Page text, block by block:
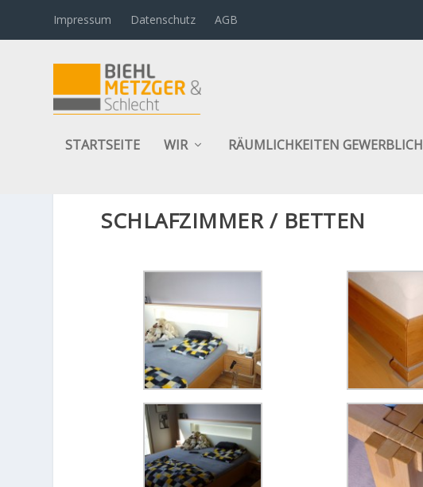
Impressum Datenschutz AGB
STARTSEITE WIR RÄUMLICHKEITEN GEWERBLICH
SCHLAFZIMMER / BETTEN